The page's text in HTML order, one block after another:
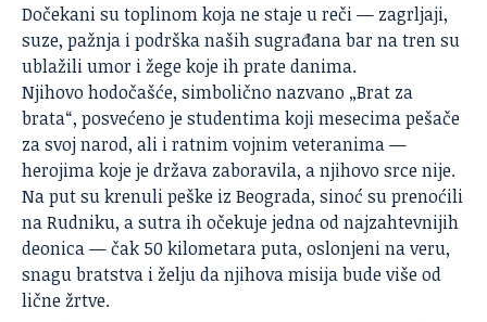
Dočekani su toplinom koja ne staje u reči — zagrljaji,
suze, pažnja ipodrškanaših sugrađana bar na tren su
ublažili umor i žege koje ih prate danima.
Njihovo hodočašće, simbolično nazvano „Brat za
brata“, posvećeno je studentima koji mesecima pešače
za svoj narod, ali i ratnim vojnim veteranima —
herojima koje je država zaboravila, a njihovo srce nije.
Na put su krenuli peške iz Beograda, sinoć su prenoćili
na Rudniku, a sutra ih očekuje jedna od najzahtevnijih
deonica — čak 50 kilometara puta, oslonjeni na veru,
snagu bratstva i želju da njihova misija bude više od
lične žrtve.